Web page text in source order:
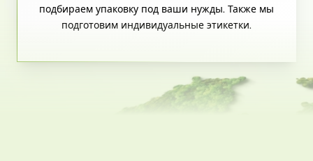
подбираем упаковку под ваши нужды. Также мы
подготовим индивидуальные этикетки.